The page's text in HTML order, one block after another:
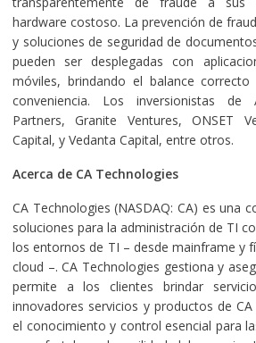
hardware costoso. La prevención de
y soluciones de seguridad de
pueden ser desplegadas con
móviles, brindando el balance
conveniencia. Los inversionistas de
Partners, Granite Ventures, ONSET
Capital, y Vedanta Capital, entre otros.
Acerca de CA Technologies
CA Technologies (NASDAQ: CA) es una
soluciones para la administración de TI
los entornos de TI – desde mainframe y
cloud –. CA Technologies gestiona y
permite a los clientes brindar
innovadores servicios y productos de
el conocimiento y control esencial para